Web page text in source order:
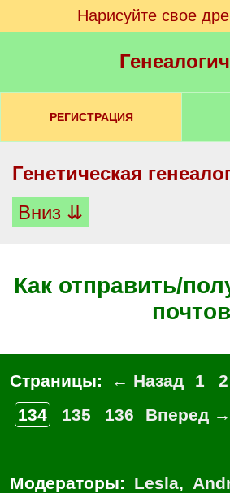
Нарисуйте свое
РЕГИСТРАЦИЯ
Генетическая
Вниз ⇊
Как отправить/
Страницы: ← Назад 1 2
134
135 136 Вперед →
Модераторы: Lesla,